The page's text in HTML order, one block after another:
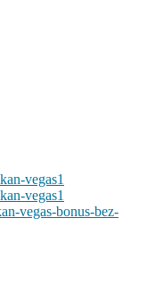
vegas1
vegas1
vegas-bonus-bez-